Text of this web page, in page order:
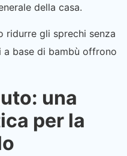
della casa.
ridurre gli sprechi senza
base di bambù offrono
una
per la